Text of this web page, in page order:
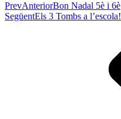
PrevAnteriorBon Nadal 5è i 6è
SegüentEls 3 Tombs a l’escola!